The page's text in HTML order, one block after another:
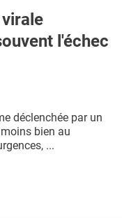
l'échec
déclenchée par un
bien au
...